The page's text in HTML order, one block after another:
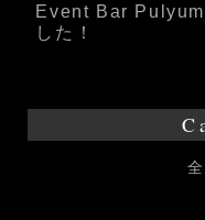
Event Bar Pulyum
した！